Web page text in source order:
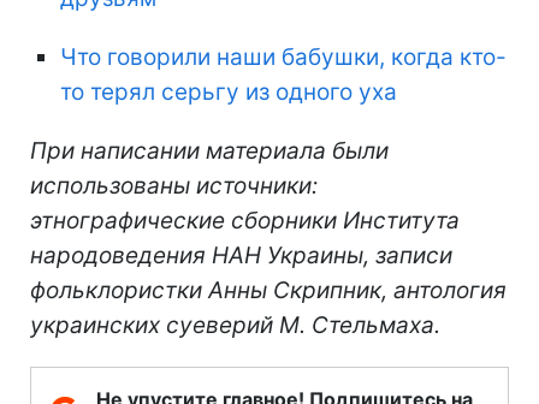
Что говорили наши бабушки, когда кто-
то терял серьгу из одного уха
При написании материала были
использованы источники:
этнографические сборники Института
народоведения НАН Украины, записи
фольклористки Анны Скрипник, антология
украинских суеверий М. Стельмаха.
Не упустите главное! Подпишитесь на